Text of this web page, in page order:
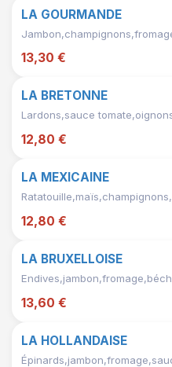
LA GOURMANDE
13,30 €
LA BRETONNE
Lardons,sauce
12,80 €
LA MEXICAINE
12,80 €
LA BRUXELLOISE
13,60 €
LA HOLLANDAISE